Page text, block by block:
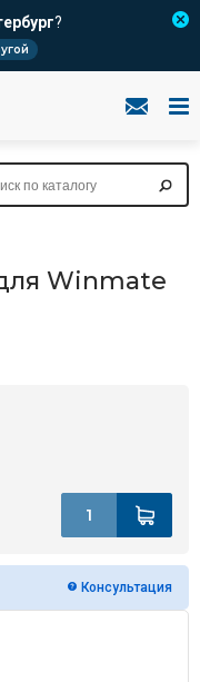
?
Winmate
Консультация